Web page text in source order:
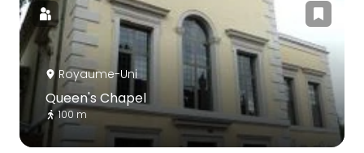
Royaume-Uni
Queen's Chapel
100 m